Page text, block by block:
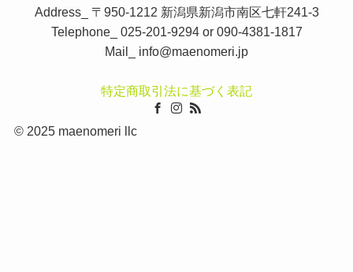
Address_ 〒950-1212 新潟県新潟市南区七軒241-3
Telephone_ 025-201-9294 or 090-4381-1817
Mail_ info@maenomeri.jp
特定商取引法に基づく表記
©2025 maenomeri llc